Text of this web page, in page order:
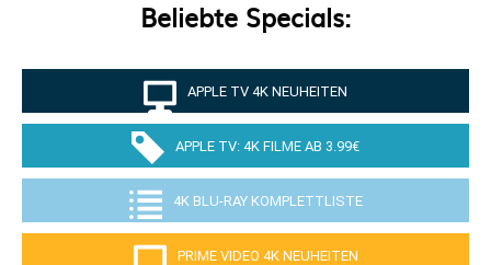
Beliebte Specials:
APPLE TV 4K NEUHEITEN
APPLE TV: 4K FILME AB 3.99€
4K BLU-RAY KOMPLETTLISTE
PRIME VIDEO 4K NEUHEITEN